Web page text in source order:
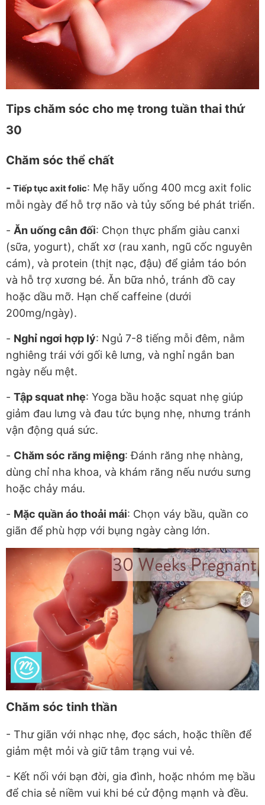
Tips chăm sóc cho mẹ trong tuần thai thứ
30
Chăm sóc thể chất
- Tiếp tục axit folic: Mẹ hãy uống 400 mcg axit folic
mỗi ngày để hỗ trợ não và tủy sống bé phát triển.
- Ăn uống cân đối: Chọn thực phẩm giàu canxi
(sữa, yogurt), chất xơ (rau xanh, ngũ cốc nguyên
cám), và protein (thịt nạc, đậu) để giảm táo bón
và hỗ trợ xương bé. Ăn bữa nhỏ, tránh đồ cay
hoặc dầu mỡ. Hạn chế caffeine (dưới
200mg/ngày).
- Nghỉ ngơi hợp lý: Ngủ 7-8 tiếng mỗi đêm, nằm
nghiêng trái với gối kê lưng, và nghỉ ngắn ban
ngày nếu mệt.
- Tập squat nhẹ: Yoga bầu hoặc squat nhẹ giúp
giảm đau lưng và đau tức bụng nhẹ, nhưng tránh
vận động quá sức.
- Chăm sóc răng miệng: Đánh răng nhẹ nhàng,
dùng chỉ nha khoa, và khám răng nếu nướu sưng
hoặc chảy máu.
- Mặc quần áo thoải mái: Chọn váy bầu, quần co
giãn để phù hợp với bụng ngày càng lớn.
Chăm sóc tinh thần
- Thư giãn với nhạc nhẹ, đọc sách, hoặc thiền để
giảm mệt mỏi và giữ tâm trạng vui vẻ.
- Kết nối với bạn đời, gia đình, hoặc nhóm mẹ bầu
để chia sẻ niềm vui khi bé cử động mạnh và đều.